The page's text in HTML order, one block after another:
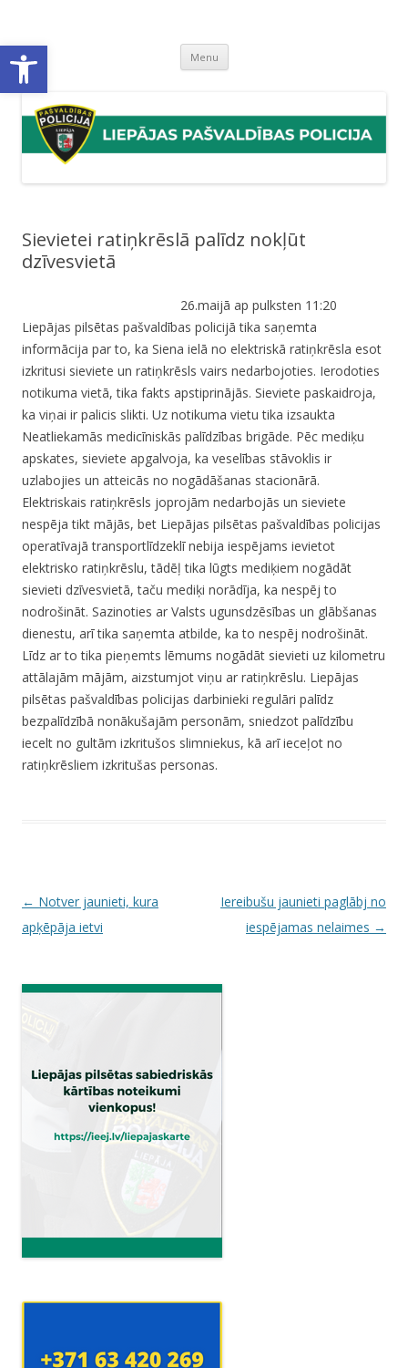
Open toolbar Menu Skip
content
Sievietei ratiņkrēslā palīdz nokļūt
dzīvesvietā
26.maijā ap pulksten 11:20
Liepājas pilsētas pašvaldības policijā tika saņemta
informācija par to, ka Siena ielā no elektriskā ratiņkrēsla esot
izkritusi sieviete un ratiņkrēsls vairs nedarbojoties. Ierodoties
notikuma vietā, tika fakts apstiprinājās. Sieviete paskaidroja,
ka viņai ir palicis slikti. Uz notikuma vietu tika izsaukta
Neatliekamās medicīniskās palīdzības brigāde. Pēc mediķu
apskates, sieviete apgalvoja, ka veselības stāvoklis ir
uzlabojies un atteicās no nogādāšanas stacionārā.
Elektriskais ratiņkrēsls joprojām nedarbojās un sieviete
nespēja tikt mājās, bet Liepājas pilsētas pašvaldības policijas
operatīvajā transportlīdzeklī nebija iespējams ievietot
elektrisko ratiņkrēslu, tādēļ tika lūgts mediķiem nogādāt
sievieti dzīvesvietā, taču mediķi norādīja, ka nespēj to
nodrošināt. Sazinoties ar Valsts ugunsdzēsības un glābšanas
dienestu, arī tika saņemta atbilde, ka to nespēj nodrošināt.
Līdz ar to tika pieņemts lēmums nogādāt sievieti uz kilometru
attālajām mājām, aizstumjot viņu ar ratiņkrēslu. Liepājas
pilsētas pašvaldības policijas darbinieki regulāri palīdz
bezpalīdzībā nonākušajām personām, sniedzot palīdzību
iecelt no gultām izkritušos slimniekus, kā arī ieceļot no
ratiņkrēsliem izkritušas personas.
P
o
n
← Notver jaunieti, kura
apķēpāja ietvi
Iereibušu jaunieti paglābj no
iespējamas nelaimes →